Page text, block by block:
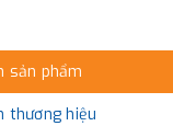
sản phẩm
thương hiệu